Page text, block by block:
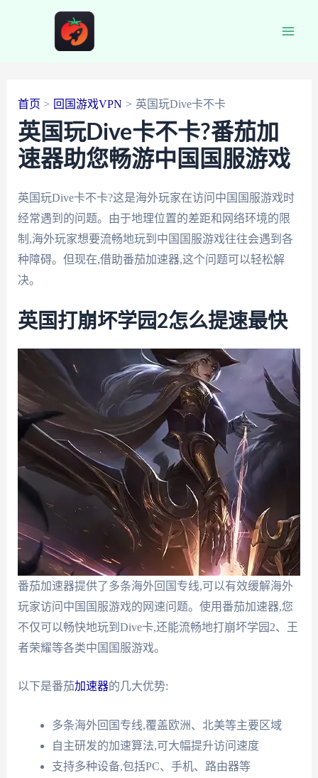
首页 回国游戏VPN 英国玩Dive卡不卡
英国玩Dive卡不卡?番茄加
速器助您畅游中国国服游戏
英国玩Dive卡不卡?这是海外玩家在访问中国国服游戏时
经常遇到的问题。由于地理位置的差距和网络环境的限
制,海外玩家想要流畅地玩到中国国服游戏往往会遇到各
种障碍。但现在,借助番茄加速器,这个问题可以轻松解
决。
英国打崩坏学园2怎么提速最快
番茄加速器提供了多条海外回国专线,可以有效缓解海外
玩家访问中国国服游戏的网速问题。使用番茄加速器,您
不仅可以畅快地玩到Dive卡,还能流畅地打崩坏学园2、王
者荣耀等各类中国国服游戏。
以下是番茄加速器的几大优势:
多条海外回国专线,覆盖欧洲、北美等主要区域
自主研发的加速算法,可大幅提升访问速度
支持多种设备,包括PC、手机、路由器等